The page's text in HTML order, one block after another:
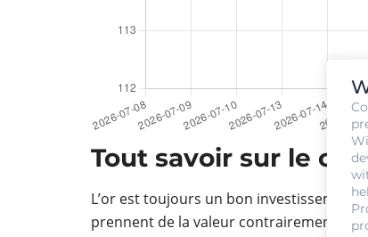
Tout savoir sur le
L’or est toujours un bon investissement
prennent de la valeur contrairement aux